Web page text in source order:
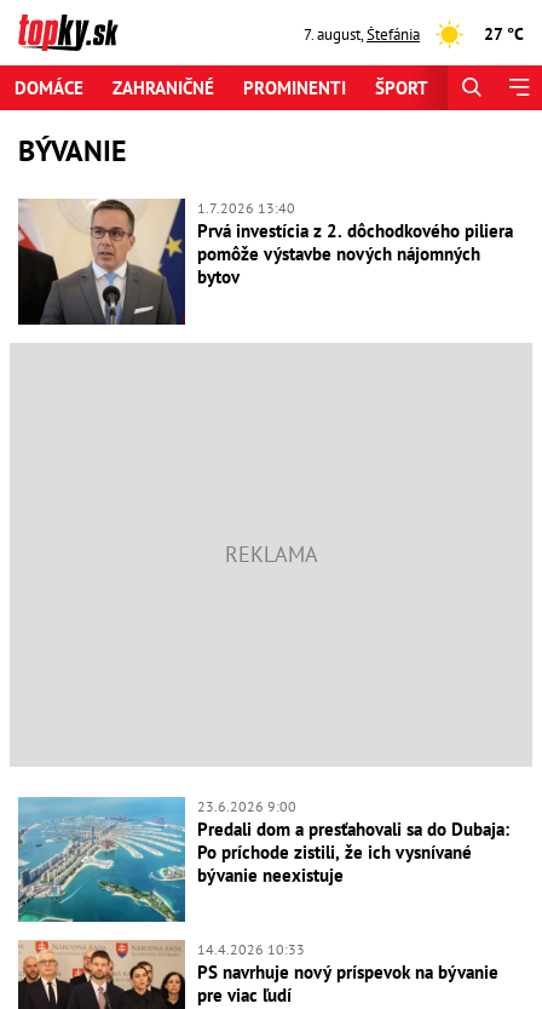
7. august,Štefánia 27 °C
DOMÁCE ZAHRANIČNÉ PROMINENTI ŠPORT
BÝVANIE
1.7.2026 13:40
Prvá investícia z 2. dôchodkového piliera
pomôže výstavbe nových nájomných
bytov
23.6.2026 9:00
Predali dom a presťahovali sa do Dubaja:
Po príchode zistili, že ich vysnívané
bývanie neexistuje
14.4.2026 10:33
PS navrhuje nový príspevok na bývanie
pre viac ľudí